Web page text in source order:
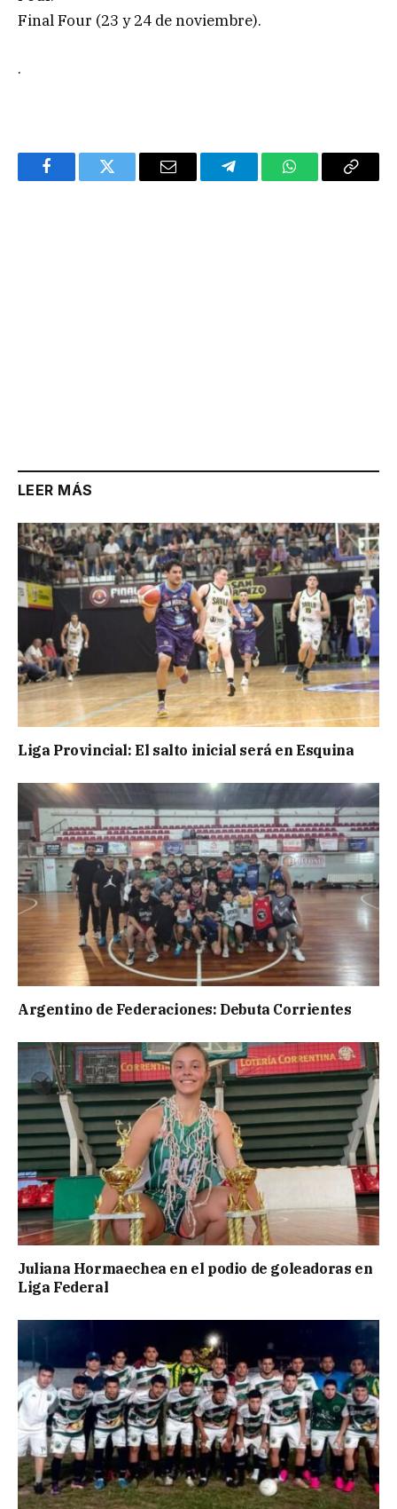
Final Four (23 y 24 de noviembre).
.
FacebookTwitter Email TelegramWhatsAppCopy
LEER MÁS
Liga Provincial: El salto inicial será en Esquina
Argentino de Federaciones: Debuta Corrientes
Juliana Hormaechea en el podio de goleadoras en
Liga Federal